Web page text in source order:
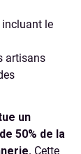
incluant le
artisans
un
50% de la
Cette